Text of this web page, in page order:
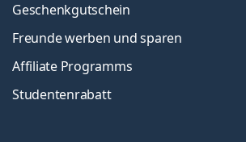
Geschenkgutschein
Freunde werben und sparen
Affiliate Programms
Studentenrabatt